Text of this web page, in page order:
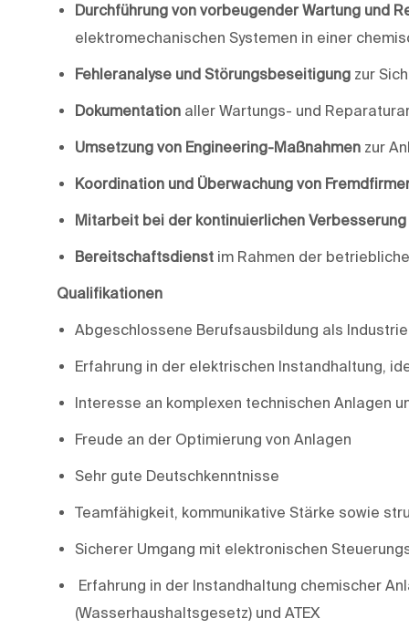
Durchführung von vorbeugender Wartung und
elektromechanischen Systemen in einer
Fehleranalyse und Störungsbeseitigung zur
Dokumentation aller Wartungs- und
Umsetzung von Engineering-Maßnahmen zur
Koordination und Überwachung von
Mitarbeit bei der kontinuierlichen Verbesserung
Bereitschaftsdienst im Rahmen der
Qualifikationen
Abgeschlossene Berufsausbildung als
Erfahrung in der elektrischen Instandhaltung,
Interesse an komplexen technischen Anlagen
Freude an der Optimierung von Anlagen
Sehr gute Deutschkenntnisse
Teamfähigkeit, kommunikative Stärke sowie
Sicherer Umgang mit elektronischen
Erfahrung in der Instandhaltung chemischer
(Wasserhaushaltsgesetz) und ATEX